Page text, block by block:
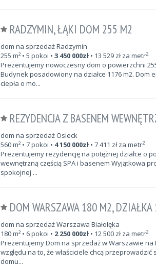
RADZYMIN, ŁĄKI DOM 255 M2
dom na sprzedaż Radzymin
255 m²• 5 pokoi • 3 450 000zł• 13 529zł za metr2
Prezentujemy nowoczesny dom o powierzchni
Budynek posadowiony na działce 1176 m2.
ciepła o mo...
REZYDENCJA Z BASENEM
dom na sprzedaż Osieck
560m²• 7 pokoi • 4 150 000zł• 7 411 zł za metr2
Prezentujemy rezydencję na potężnej działce o
wewnętrzną częścią SPA i basenem Wyjątkowa
spokojnej ...
DOM WARSZAWA 180 M2,
dom na sprzedaż Warszawa Białołęka
180m²• 6 pokoi • 2 250 000zł• 12 500zł za metr2
Prezentujemy Dom na sprzedaż w Warszawie na
względu na to, że właściciele chcą
domu...